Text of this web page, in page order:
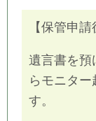
【保管申
遺言書を預
らモニタ
す。